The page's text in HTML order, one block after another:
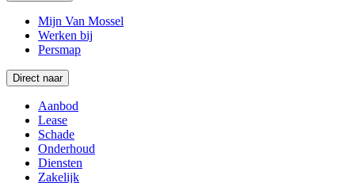
Mijn Van Mossel
Werken bij
Persmap
Direct naar
Aanbod
Lease
Schade
Onderhoud
Diensten
Zakelijk